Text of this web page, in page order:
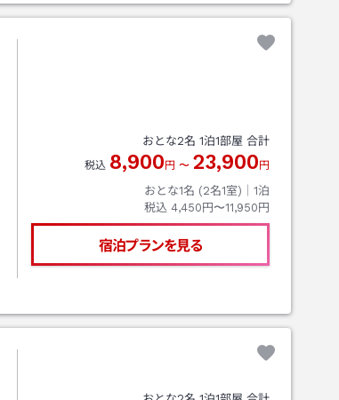
おとな2名 1泊1部屋 合計
税込 8,900 円 〜 23,900 円
おとな1名 (2名1室)｜ 1泊
税込 4,450円〜11,950円
宿泊プランを見る